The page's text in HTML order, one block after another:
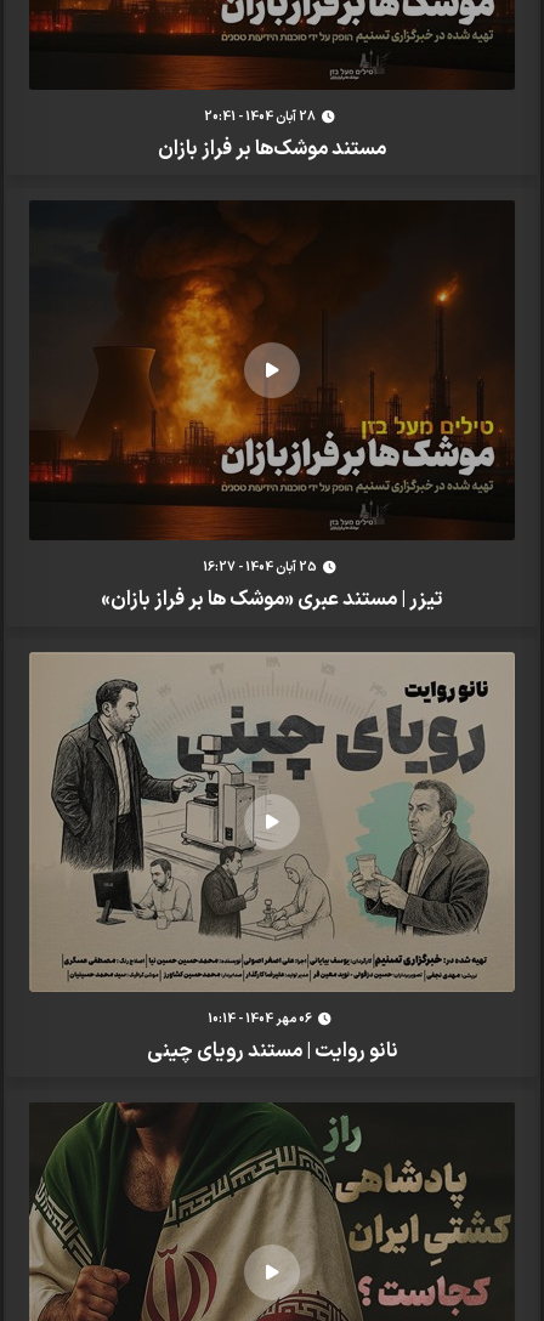
28 آبان 1404 - 20:41
مستند موشک‌ها بر فراز بازان
25 آبان 1404 - 16:27
تیزر | مستند عبری «موشک ها بر فراز بازان»
06 مهر 1404 - 10:14
نانو روایت | مستند رویای چینی